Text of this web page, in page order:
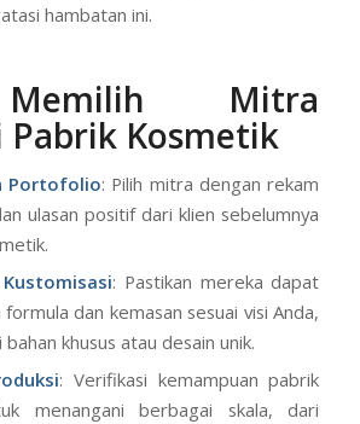
hambatan ini.
Mitra
Pabrik Kosmetik
Portofolio: Pilih mitra dengan rekam
ulasan positif dari klien sebelumnya
: Pastikan mereka dapat
formula dan kemasan sesuai visi Anda,
khusus atau desain unik.
: Verifikasi kemampuan pabrik
menangani berbagai skala, dari